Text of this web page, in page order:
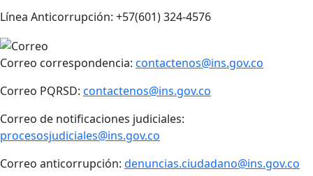
Línea Anticorrupción: +57(601) 324-4576
Correo correspondencia: contactenos@ins.gov.co
Correo PQRSD: contactenos@ins.gov.co
Correo de notificaciones judiciales:
procesosjudiciales@ins.gov.co
Correo anticorrupción: denuncias.ciudadano@ins.gov.co